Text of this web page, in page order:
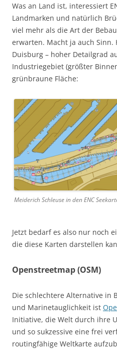
Was an Land ist, interessiert
Landmarken und natürlich
viel mehr als die Art der
erwarten. Macht ja auch Sinn.
Duisburg – hoher Detailgrad
Industriegebiet (größter
grünbraune Fläche:
Meiderich Schleuse in den ENC
Jetzt bedarf es also nur noch
die diese Karten darstellen
Openstreetmap (OSM)
Die schlechtere Alternative in
und Marinetauglichkeit ist
Initiative, die Welt durch ihre
und so sukzessive eine frei
routingfähige Weltkarte